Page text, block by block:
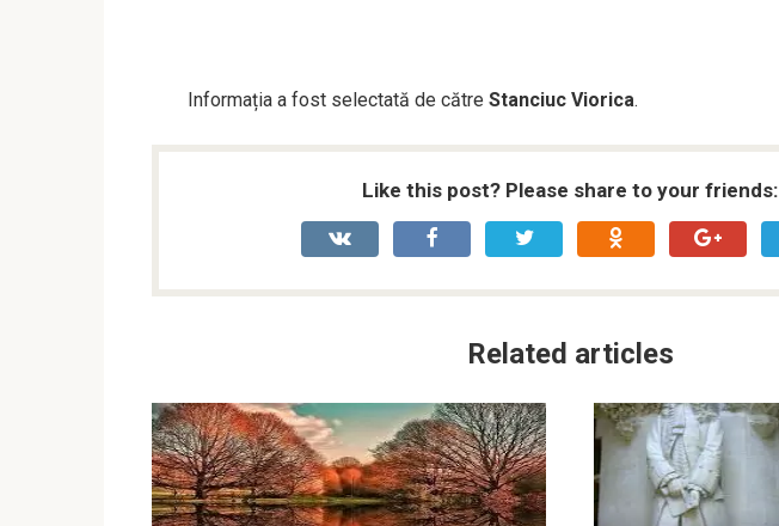
Informația a fost selectată de către Stanciuc Viorica.
Like this post? Please share to your friends:
Related articles